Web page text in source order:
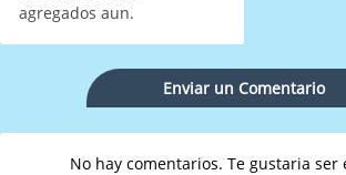
agregados aun.
Enviar un Comentario
No hay comentarios. Te gustaria ser